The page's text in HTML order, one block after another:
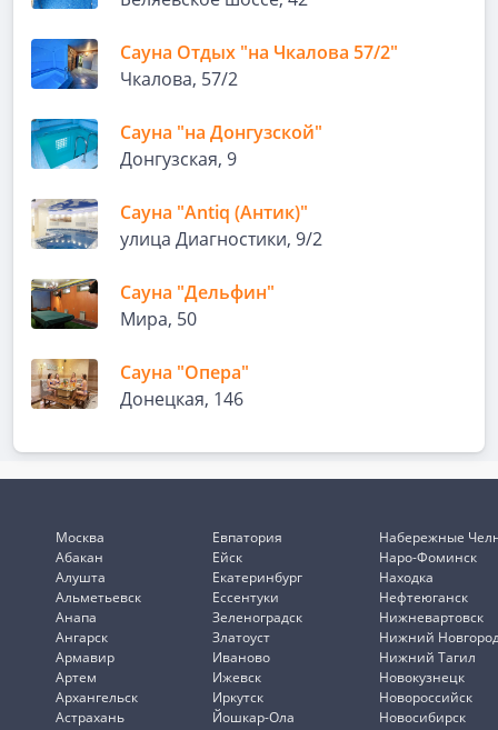
Сауна Отдых "на Чкалова 57/2"
Чкалова, 57/2
Сауна "на Донгузской"
Донгузская, 9
Сауна "Antiq (Антик)"
улица Диагностики, 9/2
Сауна "Дельфин"
Мира, 50
Сауна "Опера"
Донецкая, 146
Москва
Абакан
Алушта
Альметьевск
Анапа
Ангарск
Армавир
Артем
Архангельск
Астрахань
Евпатория
Ейск
Екатеринбург
Ессентуки
Зеленоградск
Златоуст
Иваново
Ижевск
Иркутск
Йошкар-Ола
Набережные
Наро-Фоминск
Находка
Нефтеюганск
Нижневартовск
Нижний
Нижний Тагил
Новокузнецк
Новороссийск
Новосибирск